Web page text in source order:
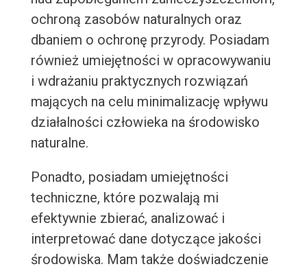
ochroną zasobów naturalnych oraz
dbaniem o ochronę przyrody. Posiadam
również umiejętności w opracowywaniu
i wdrażaniu praktycznych rozwiązań
mających na celu minimalizację wpływu
działalności człowieka na środowisko
naturalne.
Ponadto, posiadam umiejętności
techniczne, które pozwalają mi
efektywnie zbierać, analizować i
interpretować dane dotyczące jakości
środowiska. Mam także doświadczenie